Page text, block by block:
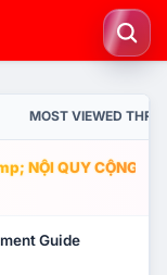
MOST VIEWED
NỘI QUY CỘNG
Guide